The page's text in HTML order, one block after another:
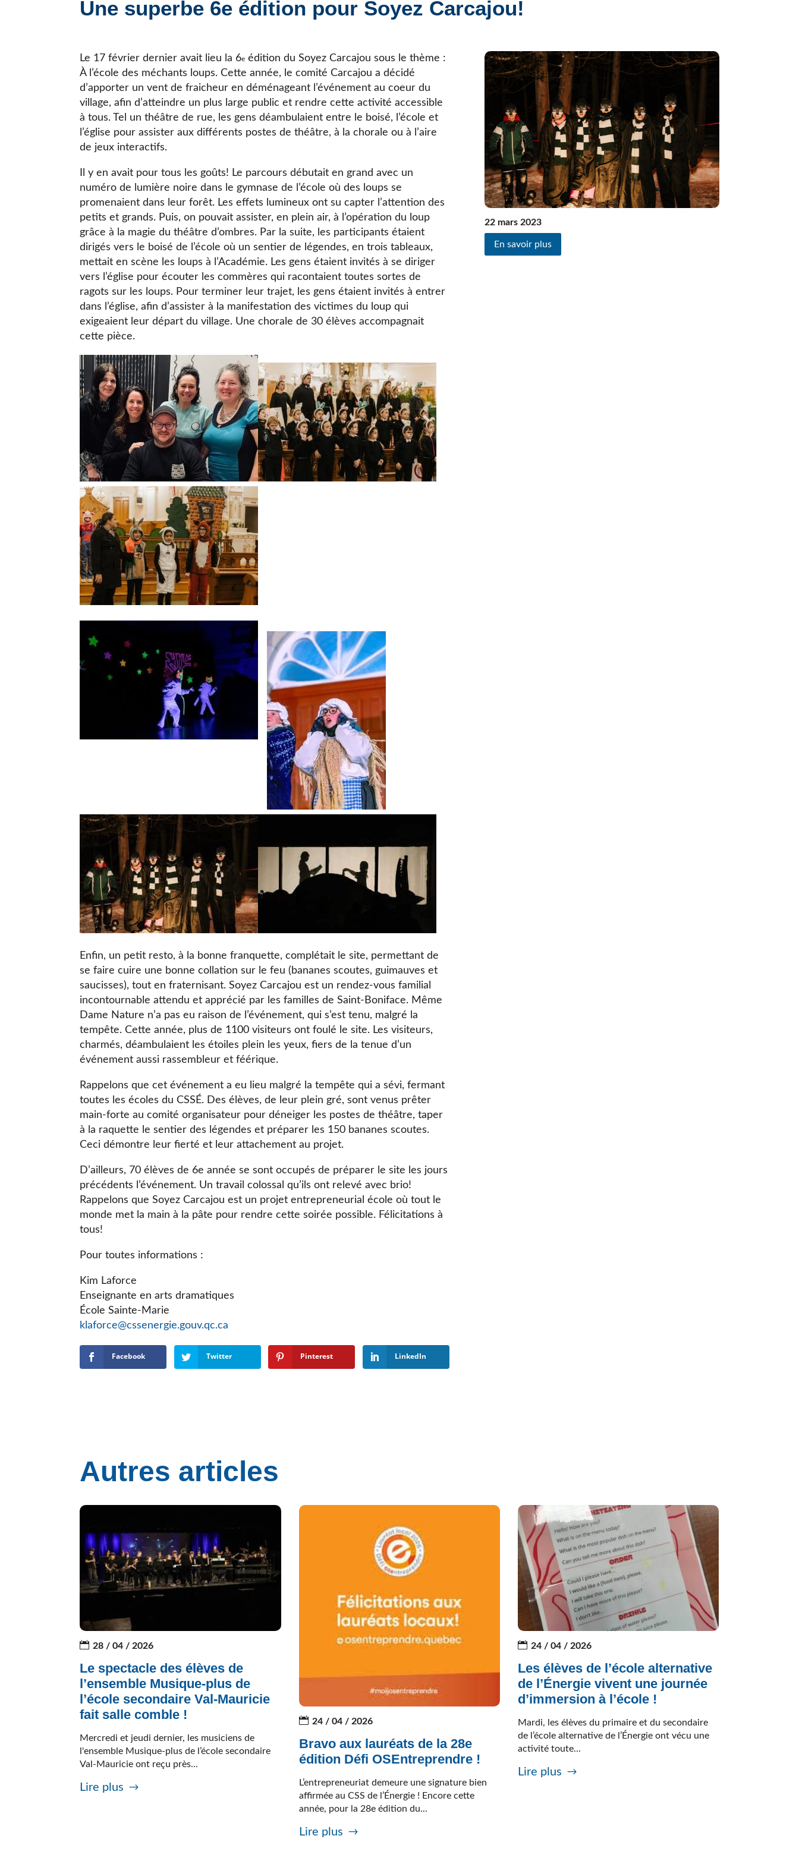
JE CHERCHE UNE ÉCOLE
Plaintes et protecteur de l’élève
SOUTIEN AUX PARENTS
Coffre à outils
École ouverte
Intégration linguistique, scolaire et sociale
IMPLICATION DES PARENTS
Comité EHDAA
Comité de parents
Conseil d’établissement
Participation des parents
Élèves internationaux
École forestière de la Tuque
Une superbe 6e édition pour Soyez Carcajou!
Le 17 février dernier avait lieu la 6e édition du Soyez Carcajou sous le thème :
À l’école des méchants loups. Cette année, le comité Carcajou a décidé
d’apporter un vent de fraicheur en déménageant l’événement au coeur du
village, afin d’atteindre un plus large public et rendre cette activité accessible
à tous. Tel un théâtre de rue, les gens déambulaient entre le boisé, l’école et
l’église pour assister aux différents postes de théâtre, à la chorale ou à l’aire
de jeux interactifs.
Il y en avait pour tous les goûts! Le parcours débutait en grand avec un
numéro de lumière noire dans le gymnase de l’école où des loups se
promenaient dans leur forêt. Les effets lumineux ont su capter l’attention des
petits et grands. Puis, on pouvait assister, en plein air, à l’opération du loup
grâce à la magie du théâtre d’ombres. Par la suite, les participants étaient
dirigés vers le boisé de l’école où un sentier de légendes, en trois tableaux,
mettait en scène les loups à l’Académie. Les gens étaient invités à se diriger
vers l’église pour écouter les commères qui racontaient toutes sortes de
ragots sur les loups. Pour terminer leur trajet, les gens étaient invités à entrer
dans l’église, afin d’assister à la manifestation des victimes du loup qui
exigeaient leur départ du village. Une chorale de 30 élèves accompagnait
cette pièce.
Enfin, un petit resto, à la bonne franquette, complétait le site, permettant de
se faire cuire une bonne collation sur le feu (bananes scoutes, guimauves et
saucisses), tout en fraternisant. Soyez Carcajou est un rendez-vous familial
incontournable attendu et apprécié par les familles de Saint-Boniface. Même
Dame Nature n’a pas eu raison de l’événement, qui s’est tenu, malgré la
tempête. Cette année, plus de 1100 visiteurs ont foulé le site. Les visiteurs,
charmés, déambulaient les étoiles plein les yeux, fiers de la tenue d’un
événement aussi rassembleur et féérique.
Rappelons que cet événement a eu lieu malgré la tempête qui a sévi, fermant
toutes les écoles du CSSÉ. Des élèves, de leur plein gré, sont venus prêter
main-forte au comité organisateur pour déneiger les postes de théâtre, taper
à la raquette le sentier des légendes et préparer les 150 bananes scoutes.
Ceci démontre leur fierté et leur attachement au projet.
D’ailleurs, 70 élèves de 6e année se sont occupés de préparer le site les jours
précédents l’événement. Un travail colossal qu’ils ont relevé avec brio!
Rappelons que Soyez Carcajou est un projet entrepreneurial école où tout le
monde met la main à la pâte pour rendre cette soirée possible. Félicitations à
tous!
Pour toutes informations :
Kim Laforce
Enseignante en arts dramatiques
École Sainte-Marie
klaforce@cssenergie.gouv.qc.ca
Facebook Twitter Pinterest LinkedIn
22 mars 2023
En savoir plus
Autres articles
28 / 04 / 2026
Le spectacle des élèves de
l’ensemble Musique-plus de
l’école secondaire Val-Mauricie
fait salle comble !
Mercredi et jeudi dernier, les musiciens de
l'ensemble Musique-plus de l’école secondaire
Val-Mauricie ont reçu près...
Lire plus
24 / 04 / 2026
Bravo aux lauréats de la 28e
édition Défi OSEntreprendre !
L’entrepreneuriat demeure une signature bien
affirmée au CSS de l’Énergie ! Encore cette
année, pour la 28e édition du...
Lire plus
24 / 04 / 2026
Les élèves de l’école alternative
de l’Énergie vivent une journée
d’immersion à l’école !
Mardi, les élèves du primaire et du secondaire
de l’école alternative de l’Énergie ont vécu une
activité toute...
Lire plus